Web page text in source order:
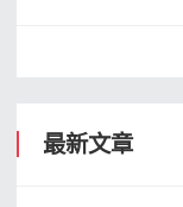
最新文章